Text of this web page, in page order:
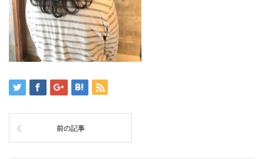
前の記事